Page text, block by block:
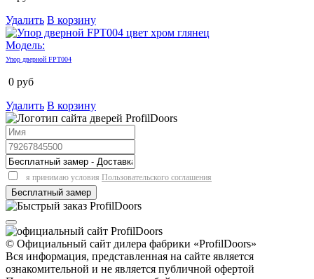
Удалить В корзину
Модель:
Упор дверной FPT004
0 руб
Удалить В корзину
я принимаю условия Пользовательского соглашения
© Официальный сайт дилера фабрики «ProfilDoors»
Вся информация, представленная на сайте является
ознакомительной и не является публичной офертой